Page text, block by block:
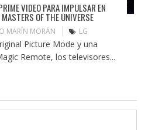
VIDEO PARA IMPULSAR EN
OF THE UNIVERSE
MARÍN MORÁN LG
Picture Mode y una
Remote, los televisores...